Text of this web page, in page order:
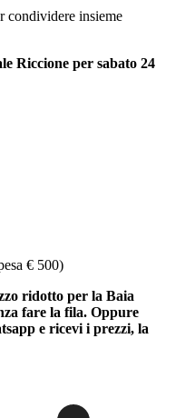
condividere insieme
Riccione per sabato 24
€ 500)
ridotto per la Baia
fare la fila. Oppure
e ricevi i prezzi, la